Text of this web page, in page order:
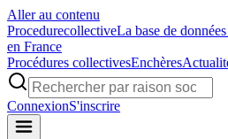
Aller au contenu
ProcedurecollectiveLa base de
en France
Procédures collectivesEnchères
ConnexionS'inscrire